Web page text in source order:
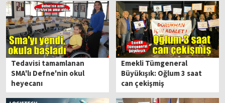
Tedavisi tamamlanan
SMA'lı Defne'nin okul
heyecanı
Emekli Tümgeneral
Büyükışık: Oğlum 3 saat
can çekişmiş